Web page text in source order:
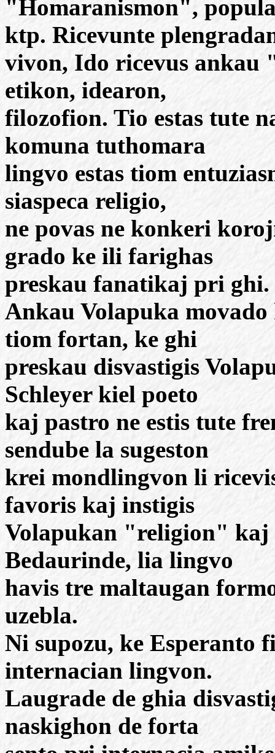
"Homaranismon",
ktp. Ricevunte
vivon, Ido ricevus
etikon, idearon,
filozofion. Tio estas tute
komuna tuthomara
lingvo estas tiom
siaspeca religio,
ne povas ne konkeri
grado ke ili farighas
preskau fanatikaj pri ghi.
Ankau Volapuka
tiom fortan, ke ghi
preskau disvastigis
Schleyer kiel poeto
kaj pastro ne estis tute
sendube la sugeston
krei mondlingvon li
favoris kaj instigis
Volapukan "religion" kaj
Bedaurinde, lia lingvo
havis tre maltaugan
uzebla.
Ni supozu, ke Esperanto
internacian lingvon.
Laugrade de ghia
naskighon de forta